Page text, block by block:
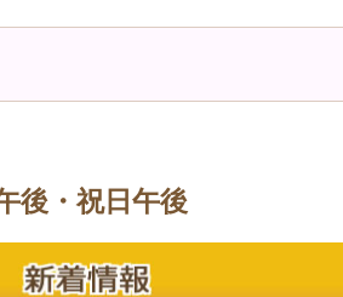
後・祝日午後